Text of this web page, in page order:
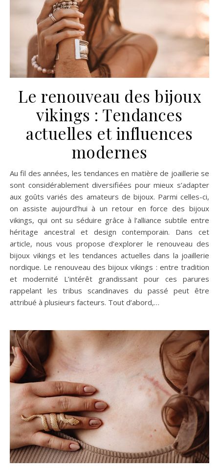
Le renouveau des bijoux
vikings : Tendances
actuelles et influences
modernes
Au fil des années, les tendances en matière de joaillerie se
sont considérablement diversifiées pour mieux s’adapter
aux goûts variés des amateurs de bijoux. Parmi celles-ci,
on assiste aujourd’hui à un retour en force des bijoux
vikings, qui ont su séduire grâce à l’alliance subtile entre
héritage ancestral et design contemporain. Dans cet
article, nous vous propose d’explorer le renouveau des
bijoux vikings et les tendances actuelles dans la joaillerie
nordique. Le renouveau des bijoux vikings : entre tradition
et modernité L’intérêt grandissant pour ces parures
rappelant les tribus scandinaves du passé peut être
attribué à plusieurs facteurs. Tout d’abord,…